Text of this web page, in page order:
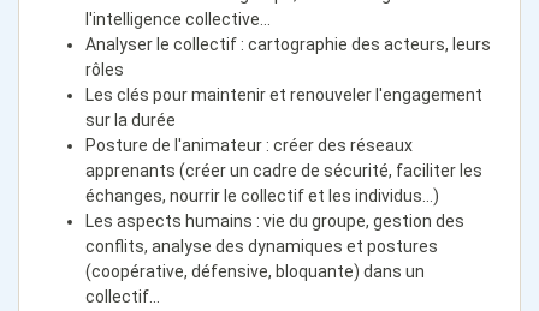
l'intelligence collective...
Analyser le collectif : cartographie des acteurs, leurs
rôles
Les clés pour maintenir et renouveler l'engagement
sur la durée
Posture de l'animateur : créer des réseaux
apprenants (créer un cadre de sécurité, faciliter les
échanges, nourrir le collectif et les individus...)
Les aspects humains : vie du groupe, gestion des
conflits, analyse des dynamiques et postures
(coopérative, défensive, bloquante) dans un
collectif...